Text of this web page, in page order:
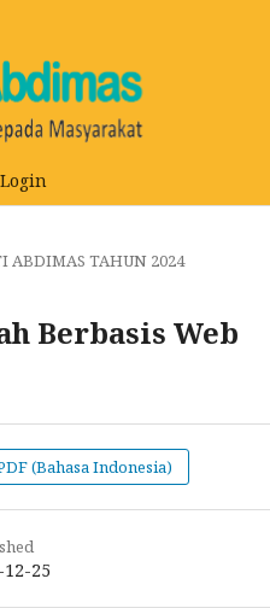
Login
ABDIMAS TAHUN 2024
Berbasis Web
(Bahasa Indonesia)
12-25